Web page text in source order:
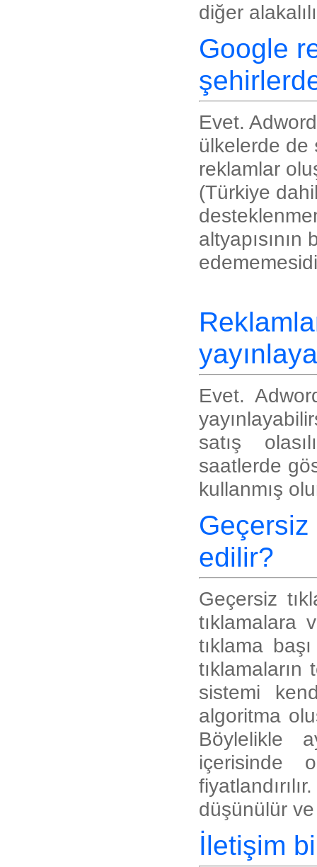
diğer
Google
Evet.
ülkelerde de
reklamlar
(Türkiye
Evet.
satış
saatlerde
kullanmış
Geçersiz
edilir?
Geçersiz
tıklamalara
tıklama
sistemi
algoritma
Böylelikle
içerisinde
düşünülür ve
İletişim